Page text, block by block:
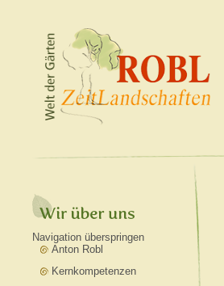
Navigation überspringen
Anton Robl
Kernkompetenzen